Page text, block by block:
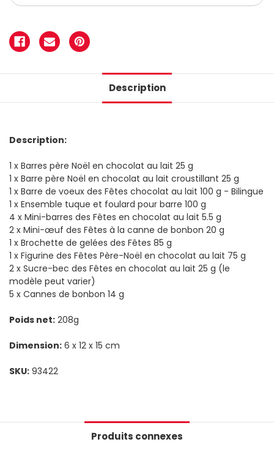
Description
Description:
1 x Barres père Noël en chocolat au lait 25 g
1 x Barre père Noël en chocolat au lait croustillant 25 g
1 x Barre de voeux des Fêtes chocolat au lait 100 g - Bilingue
1 x Ensemble tuque et foulard pour barre 100 g
4 x Mini-barres des Fêtes en chocolat au lait 5.5 g
2 x Mini-œuf des Fêtes à la canne de bonbon 20 g
1 x Brochette de gelées des Fêtes 85 g
1 x Figurine des Fêtes Père-Noël en chocolat au lait 75 g
2 x Sucre-bec des Fêtes en chocolat au lait 25 g (le
modèle peut varier)
5 x Cannes de bonbon 14 g
Poids net: 208g
Dimension: 6 x 12 x 15 cm
SKU: 93422
Produits connexes